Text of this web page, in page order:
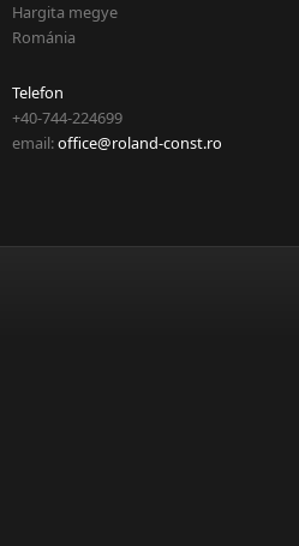
Hargita megye
Románia
Telefon
+40-744-224699
email:office@roland-const.ro